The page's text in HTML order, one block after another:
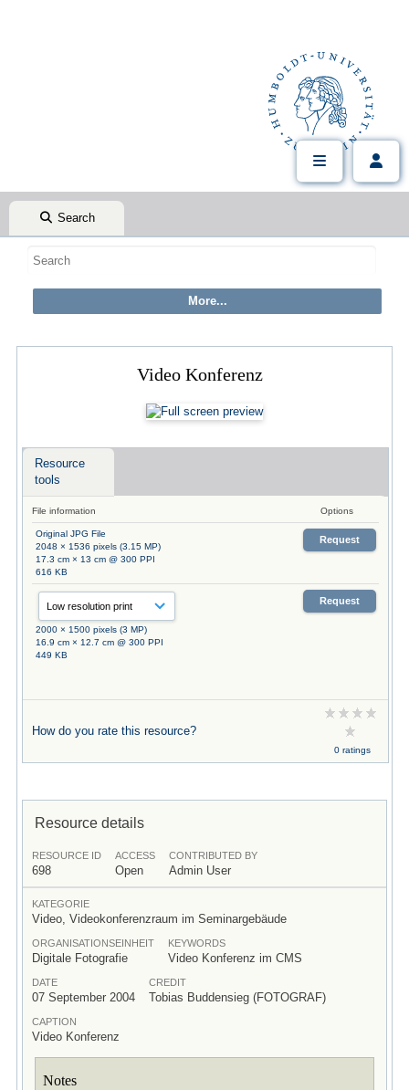
Search
Video Konferenz
Resource
tools
File information Options
Original JPG File
2048 × 1536 pixels (3.15 MP)
17.3 cm × 13 cm @ 300 PPI
616 KB
Request
2000 × 1500 pixels (3 MP)
16.9 cm × 12.7 cm @ 300 PPI
449 KB
Request
How do you rate this resource?
0 ratings
Resource details
RESOURCE ID
698
ACCESS
Open
CONTRIBUTED BY
Admin User
KATEGORIE
Video, Videokonferenzraum im Seminargebäude
ORGANISATIONSEINHEIT
Digitale Fotografie
KEYWORDS
Video Konferenz im CMS
DATE
07 September 2004
CREDIT
Tobias Buddensieg (FOTOGRAF)
CAPTION
Video Konferenz
Notes